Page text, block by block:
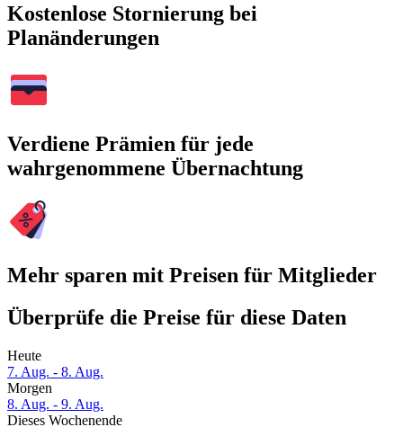
Kostenlose Stornierung bei
Planänderungen
Verdiene Prämien für jede
wahrgenommene Übernachtung
Mehr sparen mit Preisen für Mitglieder
Überprüfe die Preise für diese Daten
Heute
7. Aug. - 8. Aug.
Morgen
8. Aug. - 9. Aug.
Dieses Wochenende